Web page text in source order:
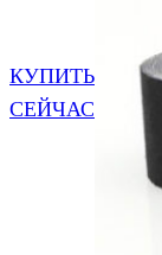
КУПИТЬ
СЕЙЧАС